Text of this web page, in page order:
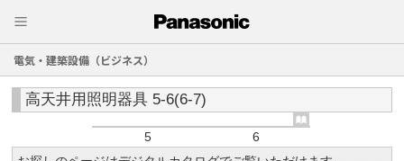
電気・建築設備（ビジネス）
高天井用照明器具 5-6(6-7)
5
6